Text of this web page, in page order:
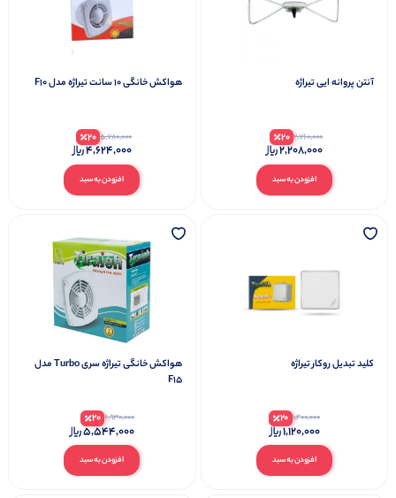
آنتن پروانه ایی تیراژه
افزودن به سبد
2,760,000
20
2,208,000
هواکش خانگی 10 سانت تیراژه مدل F10
افزودن به سبد
5,780,000
20
4,624,000
کلید تبدیل روکار تیراژه
افزودن به سبد
1,400,000
20
1,120,000
هواکش خانگی تیراژه سری Turbo مدل
F15
افزودن به سبد
6,930,000
20
5,544,000